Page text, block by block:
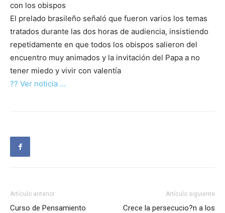
con los obispos
El prelado brasileño señaló que fueron varios los temas
tratados durante las dos horas de audiencia, insistiendo
repetidamente en que todos los obispos salieron del
encuentro muy animados y la invitación del Papa a no
tener miedo y vivir con valentía
?? Ver noticia …
Artículo anterior
Curso de Pensamiento
Artículo siguiente
Crece la persecucio?n a los